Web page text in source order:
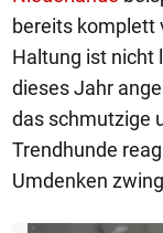
bereits komplett
Haltung ist nicht
dieses Jahr
das schmutzige
Trendhunde
Umdenken
1/6